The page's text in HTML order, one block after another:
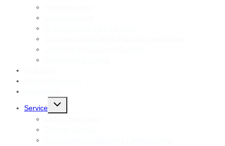
Service
Untermenü